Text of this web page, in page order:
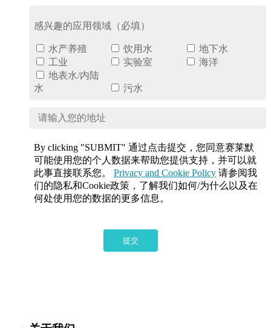
感兴趣的应用领域（必填）
水产养殖 饮用水
地下水
工业
实验室
海洋
地表水/内陆
水
污水
By clicking "SUBMIT" 通过点击提交，您同意赛莱默
可能使用您的个人数据来帮助您提供支持，并可以就
此事直接联系您。 Privacy and Cookie Policy 请参阅我
们的隐私和Cookie政策，了解我们如何/为什么以及在
何处使用您的数据的更多信息。
提交